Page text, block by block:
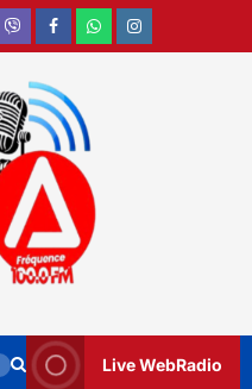
Viber FacebookWhatsAppInstagram
Live WebRadio